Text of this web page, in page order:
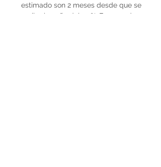
estimado son 2 meses desde que se
recibe la seña del 50%. En caso de